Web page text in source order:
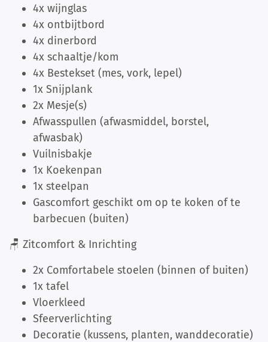
4x wijnglas
4x ontbijtbord
4x dinerbord
4x schaaltje/kom
4x Bestekset (mes, vork, lepel)
1x Snijplank
2x Mesje(s)
Afwasspullen (afwasmiddel, borstel,
afwasbak)
Vuilnisbakje
1x Koekenpan
1x steelpan
Gascomfort geschikt om op te koken of te
barbecuen (buiten)
🪑 Zitcomfort & Inrichting
2x Comfortabele stoelen (binnen of buiten)
1x tafel
Vloerkleed
Sfeerverlichting
Decoratie (kussens, planten, wanddecoratie)